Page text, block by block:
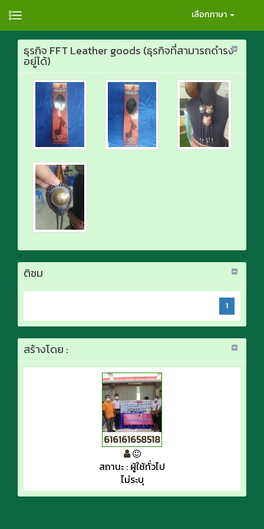
เลือกภาษา
ธุรกิจ FFT Leather goods (ธุรกิจที่สามารถดำรง
อยู่ได้)
ติชม
1
สร้างโดย :
616161658518
สถานะ : ผู้ใช้ทั่วไป
ไม่ระบุ